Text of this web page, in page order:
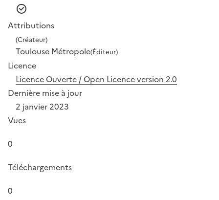
Attributions
(Créateur)
Toulouse Métropole(Éditeur)
Licence
Licence Ouverte / Open Licence version 2.0
Dernière mise à jour
2 janvier 2023
Vues
0
Téléchargements
0